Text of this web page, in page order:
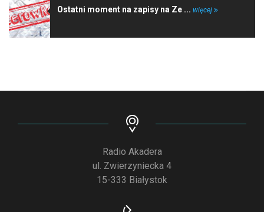
Ostatni moment na zapisy na Ze ... więcej
Radio Akadera
ul. Zwierzyniecka 4
15-333 Białystok